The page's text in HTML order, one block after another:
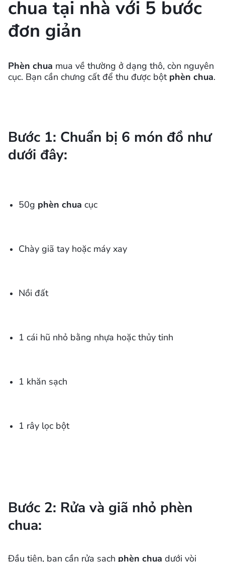
chua tại nhà với 5 bước
đơn giản
Phèn chua mua về thường ở dạng thô, còn nguyên
cục. Bạn cần chưng cất để thu được bột phèn chua.
Bước 1: Chuẩn bị 6 món đồ như
dưới đây:
50g phèn chua cục
Chày giã tay hoặc máy xay
Nồi đất
1 cái hũ nhỏ bằng nhựa hoặc thủy tinh
1 khăn sạch
1 rây lọc bột
Bước 2: Rửa và giã nhỏ phèn
chua:
Đầu tiên, bạn cần rửa sạch phèn chua dưới vòi